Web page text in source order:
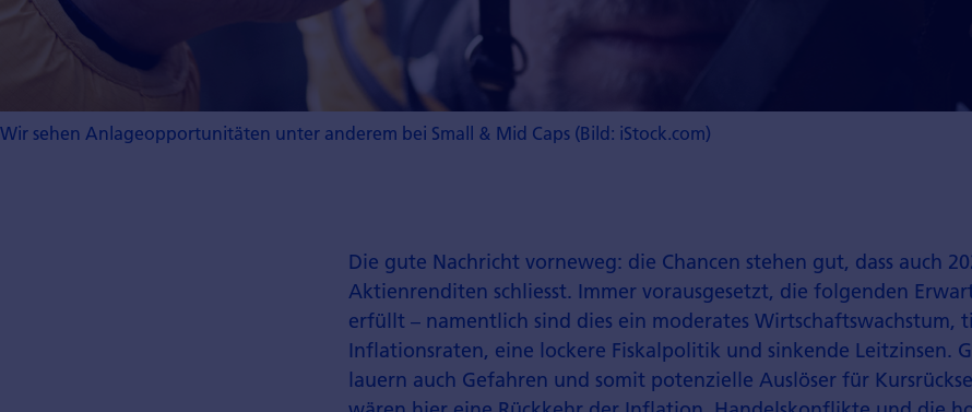
Wir sehen Anlageopportunitäten unter anderem bei Small & Mid Caps (Bild: iStock.com)
Die gute Nachricht vorneweg: die Chancen stehen gut, dass auch
Aktien­renditen schliesst. Immer vorausgesetzt, die folgenden
erfüllt – namentlich sind dies ein moderates Wirtschafts­wachstum,
Inflations­raten, eine lockere Fiskal­politik und sinkende Leit­zinsen.
lauern auch Gefahren und somit potenzielle Auslöser für